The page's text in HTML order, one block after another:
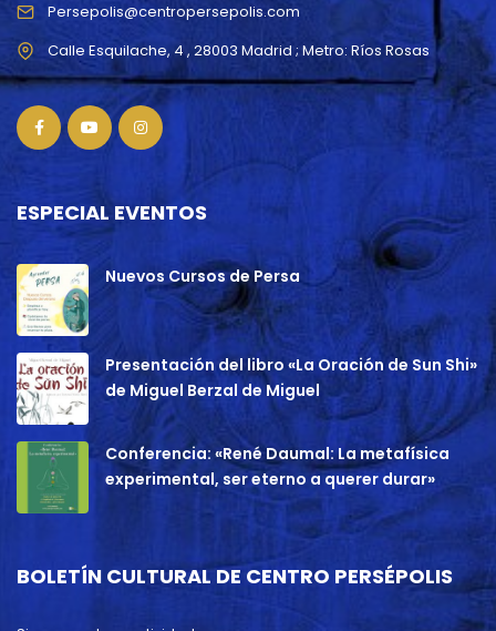
Persepolis@centropersepolis.com
ESPECIAL EVENTOS
Nuevos Cursos de Persa
Presentación del libro «La Oración de Sun Shi»
de Miguel Berzal de Miguel
Conferencia: «René Daumal: La metafísica
experimental, ser eterno a querer durar»
BOLETÍN CULTURAL DE CENTRO PERSÉPOLIS